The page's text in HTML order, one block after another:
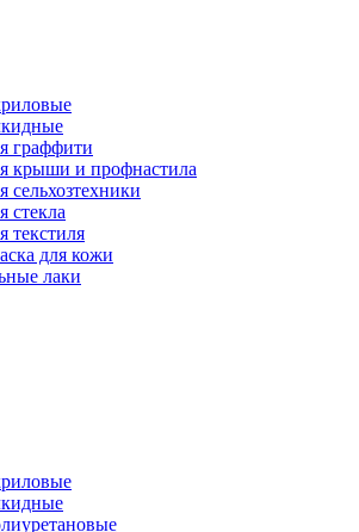
граффити
крыши и профнастила
сельхозтехники
стекла
текстиля
для кожи
лаки